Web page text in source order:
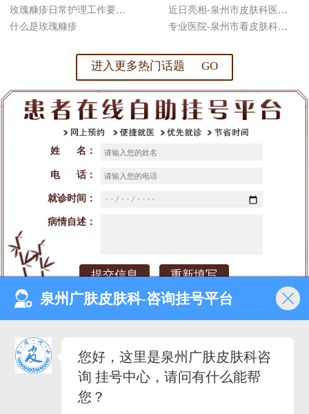
什么是玫瑰糠疹
专业医院-泉州市看皮肤科医院比较好
进入更多热门话题 GO
姓 名：
电 话：
就诊时间：
病情自述：
就诊时间：早8：00-晚18：00（节假日不休）
来院地址：泉州市丰泽区泉秀街道泉淮社区田安南路420号
医疗广告审查证明文号：（闽-泉-丰）医广【2020】
泉州广肤皮肤科-咨询挂号平台
您好，这里是泉州广肤皮肤科咨
询 挂号中心，请问有什么能帮
您？